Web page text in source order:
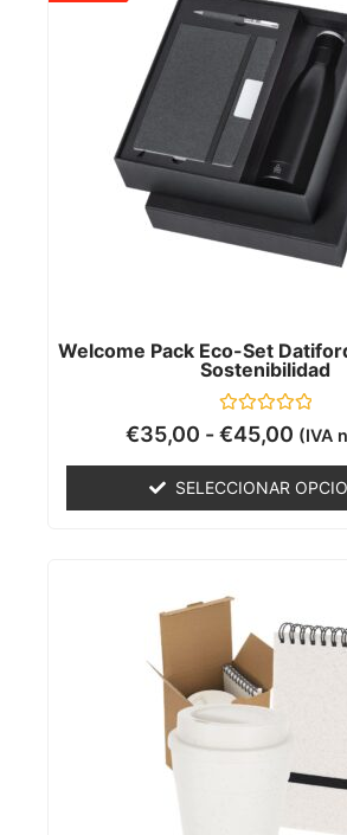
Welcome Pack Eco-Set
Sostenibilidad
Valorado
con
5
€35,00 -€45,00 (IVA
SELECCIONAR